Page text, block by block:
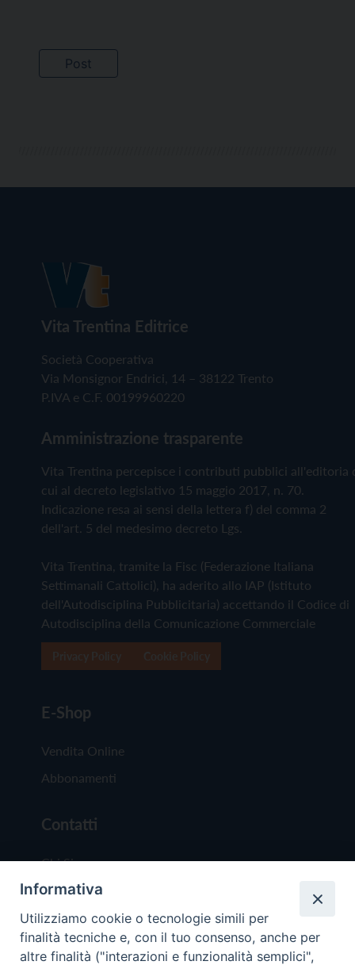
Vita Trentina Editrice
Società Cooperativa
Via Monsignor Endrici, 14 – 38122 Trento
P.IVA e C.F. 00199960220
Amministrazione trasparente
Vita Trentina percepisce i contributi pubblici all'editoria
cui al decreto legislativo 15 maggio 2017, n. 70.
Indicazione resa ai sensi della lettera f) del comma 2
dell'art. 5 del medesimo decreto Lgs.
Vita Trentina, tramite la Fisc (Federazione Italiana
Settimanali Cattolici), ha aderito allo IAP (Istituto
dell'Autodisciplina Pubblicitaria) accettando il Codice di
Autodisciplina della Comunicazione Commerciale
E-Shop
Vendita Online
Abbonamenti
Contatti
Chi Siamo
Redazione
Scrivici
Informativa
Utilizziamo cookie o tecnologie simili per
finalità tecniche e, con il tuo consenso, anche per
altre finalità ("interazioni e funzionalità semplici",